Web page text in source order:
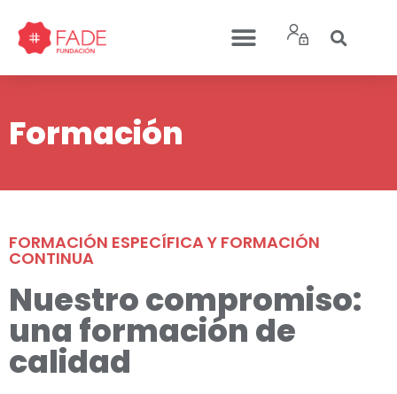
Formación
FORMACIÓN ESPECÍFICA Y FORMACIÓN
CONTINUA
Nuestro compromiso:
una formación de
calidad